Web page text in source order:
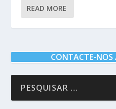
READ MORE
CONTACTE-